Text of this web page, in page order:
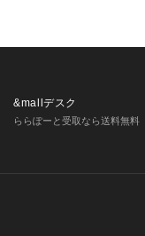
&mallデスク
ららぽーと受取なら送料無料